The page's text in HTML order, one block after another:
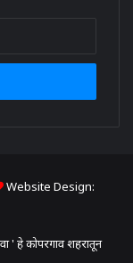
Website Design:
' हे कोपरगाव शहरातून